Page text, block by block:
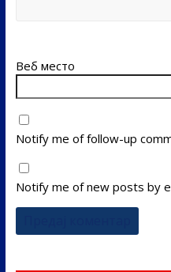
Веб место
Notify me of follow-up
Notify me of new posts by